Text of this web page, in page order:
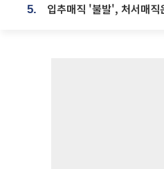
5. 입추매직 '불발', 처서매직